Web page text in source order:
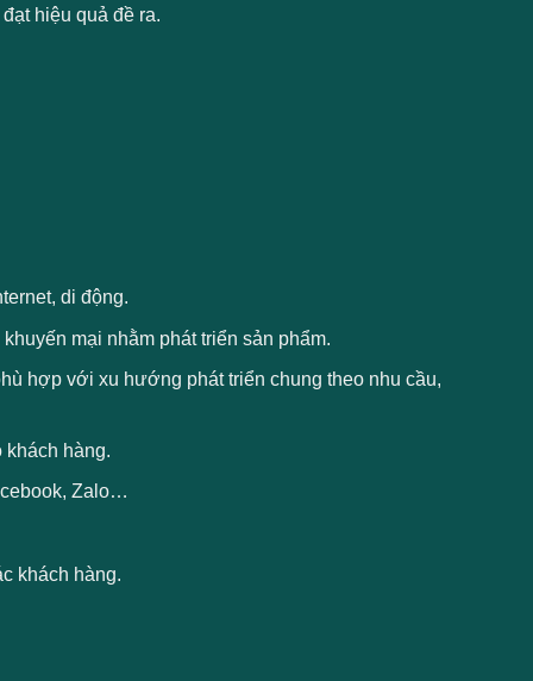
hiệu quả đề ra.
di động.
mại nhằm phát triển sản phẩm.
hợp với xu hướng phát triển chung theo nhu cầu,
hàng.
Zalo…
khách hàng.